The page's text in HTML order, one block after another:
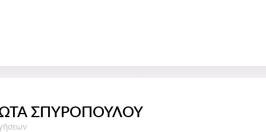
ΣΠΥΡΟΠΟΥΛΟΥ